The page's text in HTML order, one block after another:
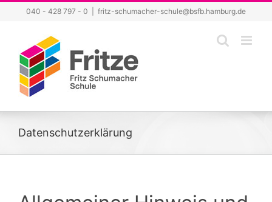
springen
040 - 428 797 - 0 fritz-schumacher-schule@bsfb.hamburg.de
Datenschutzerklärung